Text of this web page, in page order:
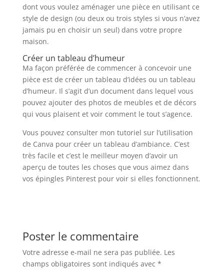
dont vous voulez aménager une pièce en utilisant ce
style de design (ou deux ou trois styles si vous n’avez
jamais pu en choisir un seul) dans votre propre
maison.
Créer un tableau d’humeur
Ma façon préférée de commencer à concevoir une
pièce est de créer un tableau d’idées ou un tableau
d’humeur. Il s’agit d’un document dans lequel vous
pouvez ajouter des photos de meubles et de décors
qui vous plaisent et voir comment le tout s’agence.
Vous pouvez consulter mon tutoriel sur l’utilisation
de Canva pour créer un tableau d’ambiance. C’est
très facile et c’est le meilleur moyen d’avoir un
aperçu de toutes les choses que vous aimez dans
vos épingles Pinterest pour voir si elles fonctionnent.
Poster le commentaire
Votre adresse e-mail ne sera pas publiée. Les
champs obligatoires sont indiqués avec *